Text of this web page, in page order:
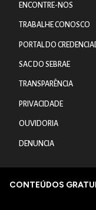
ENCONTRE-NOS
TRABALHE CONOSCO
PORTAL DO
SAC DO SEBRAE
TRANSPARÊNCIA
PRIVACIDADE
OUVIDORIA
DENUNCIA
CONTEÚDOS